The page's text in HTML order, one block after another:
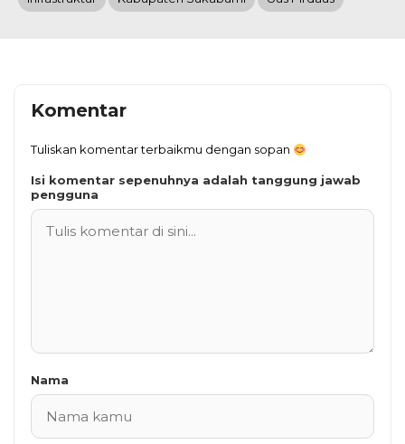
Komentar
Tuliskan komentar terbaikmu dengan sopan
Isi komentar sepenuhnya adalah tanggung jawab
pengguna
Nama